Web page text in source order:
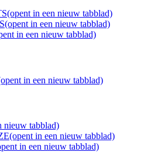
(opent in een nieuw tabblad)
(opent in een nieuw tabblad)
in een nieuw tabblad)
in een nieuw tabblad)
nieuw tabblad)
(opent in een nieuw tabblad)
in een nieuw tabblad)